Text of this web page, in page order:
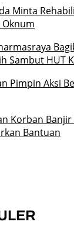
Minta
Sambut HUT
Pimpin Aksi
Korban
Bantuan